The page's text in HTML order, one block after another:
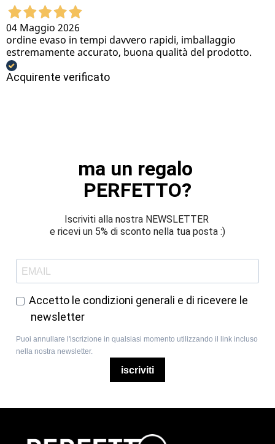
04 Maggio 2026
ordine evaso in tempi davvero rapidi, imballaggio
estremamente accurato, buona qualità del prodotto.
Acquirente verificato
ma un regalo
PERFETTO?
Iscriviti alla nostra NEWSLETTER
e ricevi un 5% di sconto nella tua posta :)
Accetto le condizioni generali e di ricevere le
newsletter
Puoi annullare l'iscrizione in qualsiasi momento utilizzando il link incluso
nella nostra newsletter.
iscriviti